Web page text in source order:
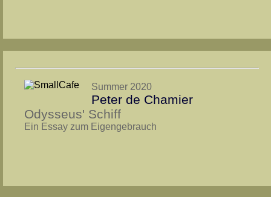
Summer 2020
Peter de Chamier
Odysseus' Schiff
Ein Essay zum Eigengebrauch